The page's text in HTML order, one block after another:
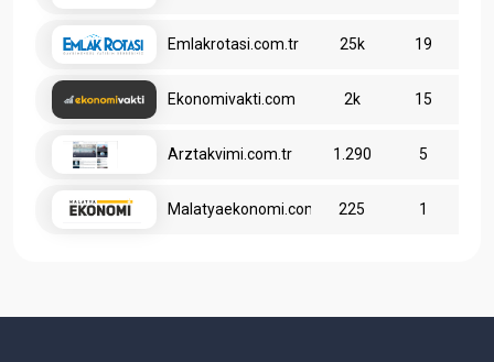
Emlakrotasi.com.tr 25k 19
Ekonomivakti.com 2k 15
Arztakvimi.com.tr 1.290 5
Malatyaekonomi.com 225 1